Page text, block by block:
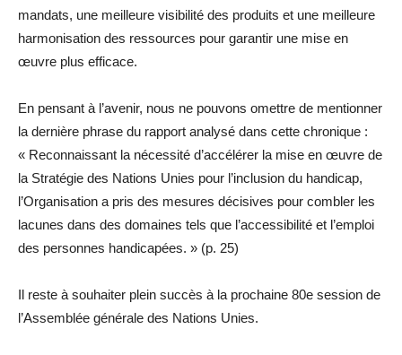
mandats, une meilleure visibilité des produits et une meilleure
harmonisation des ressources pour garantir une mise en
œuvre plus efficace.
En pensant à l’avenir, nous ne pouvons omettre de mentionner
la dernière phrase du rapport analysé dans cette chronique :
« Reconnaissant la nécessité d’accélérer la mise en œuvre de
la Stratégie des Nations Unies pour l’inclusion du handicap,
l’Organisation a pris des mesures décisives pour combler les
lacunes dans des domaines tels que l’accessibilité et l’emploi
des personnes handicapées. » (p. 25)
Il reste à souhaiter plein succès à la prochaine 80e session de
l’Assemblée générale des Nations Unies.